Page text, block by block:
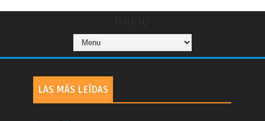
LAS MÁS LEÍDAS